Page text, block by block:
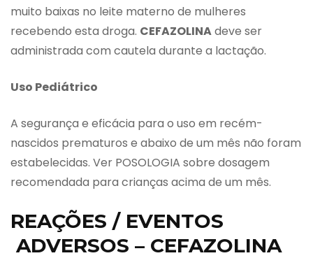
muito baixas no leite materno de mulheres
recebendo esta droga. CEFAZOLINAdeve ser
administrada com cautela durante a lactação.
Uso Pediátrico
A segurança e eficácia para o uso em recém-
nascidos prematuros e abaixo de um mês não foram
estabelecidas. Ver POSOLOGIA sobre dosagem
recomendada para crianças acima de um mês.
REAÇÕES / EVENTOS
ADVERSOS – CEFAZOLINA